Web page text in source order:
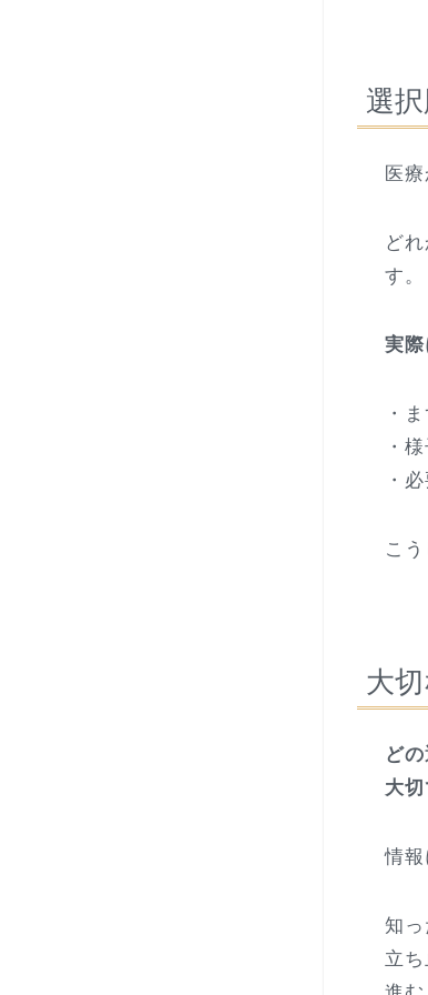
選
医
ど
す。
実際
・
・
・
こ
大
ど
大切
情報
知っ
立ち